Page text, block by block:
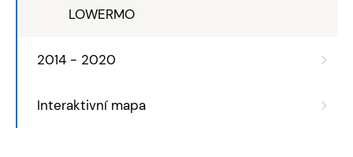
LOWERMO
2014 - 2020
Interaktivní mapa